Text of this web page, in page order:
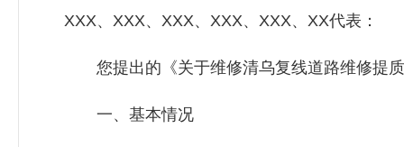
XXX、XXX、XXX、XXX、XXX、XX代表：
您提出的《关于维修清乌复线道路维修提质
一、基本情况